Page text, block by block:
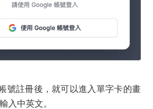
號註冊後，就可以進入單字卡的畫
入中英文。